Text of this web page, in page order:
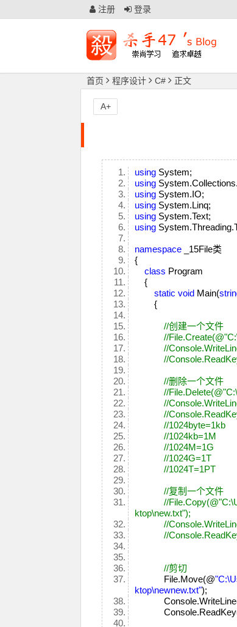
注册 登录
首页 程序设计 C# 正文
using System;
using
using System.IO;
using System.Linq;
using System.Text;
using
namespace _15File类
{
class Program
{
static void Main(
{
//创建一个文件
//
//
//
//删除一个文件
//
//
//
//1024byte=1kb
//1024kb=1M
//1024M=1G
//1024G=1T
//1024T=1PT
//复制一个文件
//
ktop\new.txt");
//
//
//剪切
File.Move(@
ktop\newnew.txt");
A+